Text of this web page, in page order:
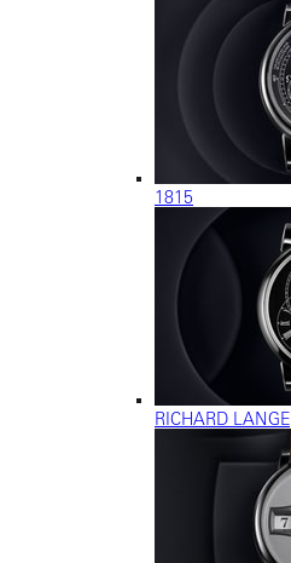
1815
RICHARD LANGE